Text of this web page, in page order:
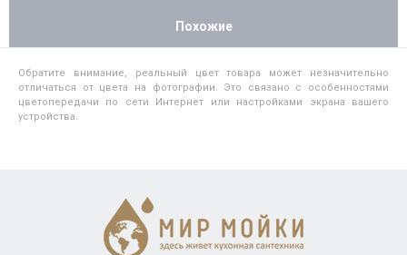
Похожие
Обратите внимание, реальный цвет товара может незначительно
отличаться от цвета на фотографии. Это связано с особенностями
цветопередачи по сети Интернет или настройками экрана вашего
устройства.